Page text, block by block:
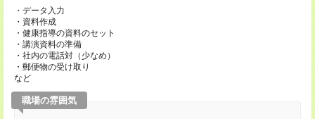
・データ入力
・資料作成
・健康指導の資料のセット
・講演資料の準備
・社内の電話対（少なめ）
・郵便物の受け取り
など
職場の雰囲気